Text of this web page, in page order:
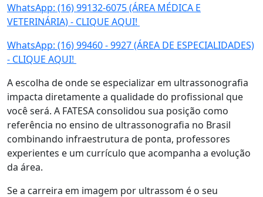
WhatsApp: (16) 99132-6075 (ÁREA MÉDICA E
VETERINÁRIA) - CLIQUE AQUI!
WhatsApp: (16) 99460 - 9927 (ÁREA DE ESPECIALIDADES)
- CLIQUE AQUI!
A escolha de onde se especializar em ultrassonografia
impacta diretamente a qualidade do profissional que
você será. A FATESA consolidou sua posição como
referência no ensino de ultrassonografia no Brasil
combinando infraestrutura de ponta, professores
experientes e um currículo que acompanha a evolução
da área.
Se a carreira em imagem por ultrassom é o seu